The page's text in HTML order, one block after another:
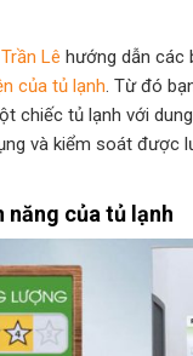
Lê hướng dẫn các
của tủ lạnh . Từ đó
chiếc tủ lạnh với
và kiểm soát được
của tủ lạnh